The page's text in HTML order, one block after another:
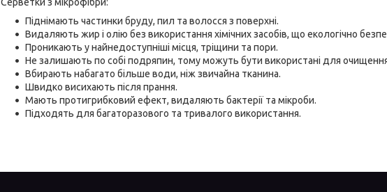
Піднімають частинки бруду, пил та волосся з поверхні.
Видаляють жир і олію без використання хімічних засобів, що екологічно
Проникають у найнедоступніші місця, тріщини та пори.
Не залишають по собі подряпин, тому можуть бути використані для
Вбирають набагато більше води, ніж звичайна тканина.
Швидко висихають після прання.
Мають протигрибковий ефект, видаляють бактерії та мікроби.
Підходять для багаторазового та тривалого використання.